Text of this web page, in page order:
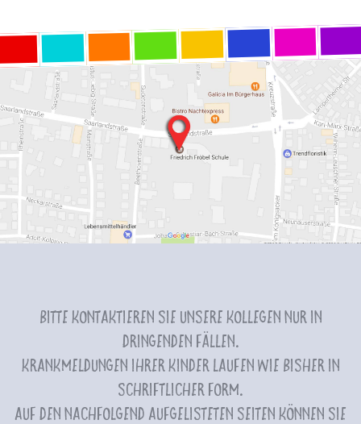
Bitte kontaktieren Sie unsere Kollegen nur in
dringenden Fällen.
Krankmeldungen Ihrer Kinder laufen wie bisher in
schriftlicher Form.
Auf den nachfolgend aufgelisteten Seiten können Sie